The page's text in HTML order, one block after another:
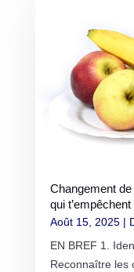
Changement
qui
Août 15, 2025|
EN BREF 1.
Reconnaître les